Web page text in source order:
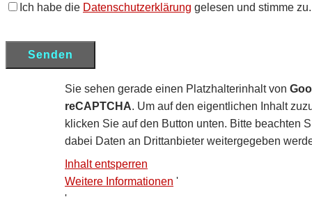
Ich habe die Datenschutzerklärung gelesen und stimme zu.
Sie sehen gerade einen Platzhalterinhalt von
reCAPTCHA. Um auf den eigentlichen Inhalt
klicken Sie auf den Button unten. Bitte beachten
dabei Daten an Drittanbieter weitergegeben
Inhalt entsperren
Weitere Informationen '
'